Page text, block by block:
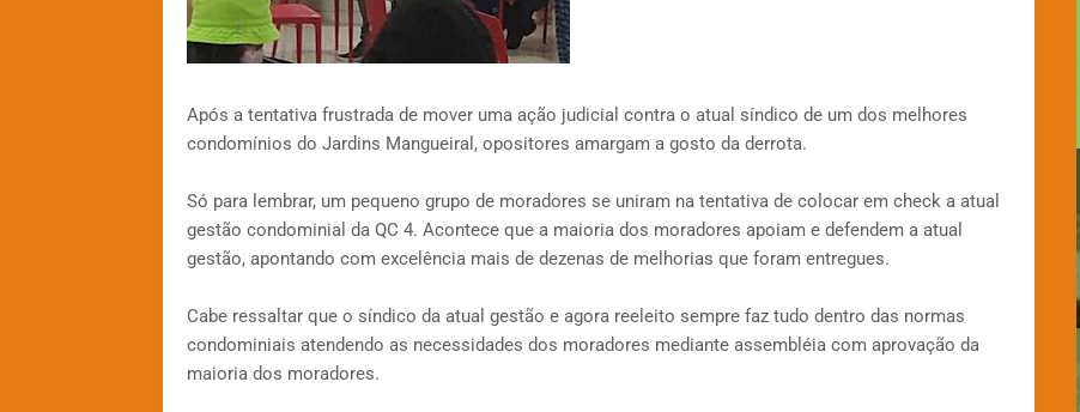
Após a tentativa frustrada de mover uma ação judicial contra o atual síndico de um dos melhores
condomínios do Jardins Mangueiral, opositores amargam a gosto da derrota.
Só para lembrar, um pequeno grupo de moradores se uniram na tentativa de colocar em check a atual
gestão condominial da QC 4. Acontece que a maioria dos moradores apoiam e defendem a atual
gestão, apontando com excelência mais de dezenas de melhorias que foram entregues.
Cabe ressaltar que o síndico da atual gestão e agora reeleito sempre faz tudo dentro das normas
condominiais atendendo as necessidades dos moradores mediante assembléia com aprovação da
maioria dos moradores.